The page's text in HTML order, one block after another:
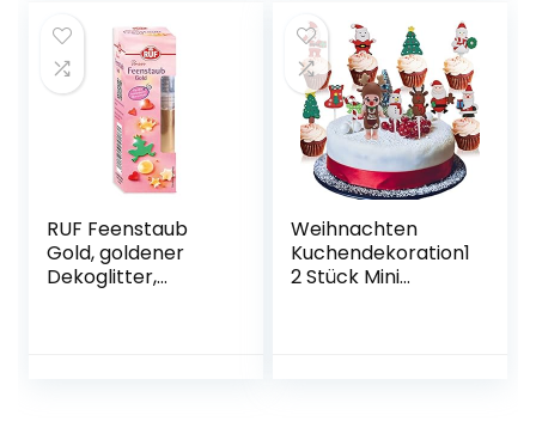
23g
RUF Feenstaub
Gold, goldener
Dekoglitter,
Weihnachten
Kuchendekoration1
2 Stück Mini